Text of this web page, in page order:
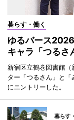
暮らす・働く
ゆるバース
キャラ「つるさ
新宿区立鶴巻図書館
ター「つるさん」と「
にエントリーした。
暮らす